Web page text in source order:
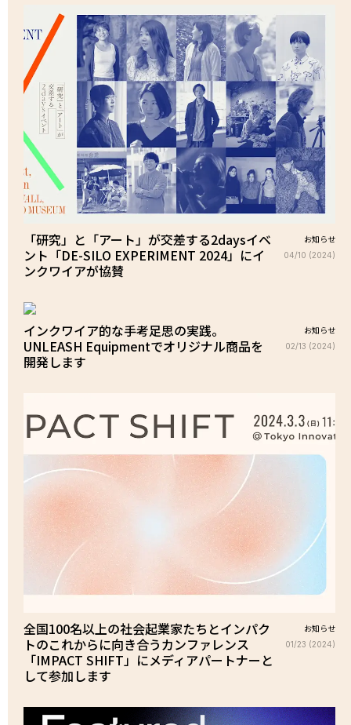
「研究」と「アート」が交差する2daysイベ
ント「DE-SILO EXPERIMENT 2024」にイ
ンクワイアが協賛
お知らせ
04/10 (2024)
インクワイア的な手考足思の実践。
UNLEASH Equipmentでオリジナル商品を
開発します
お知らせ
02/13 (2024)
全国100名以上の社会起業家たちとインパク
トのこれからに向き合うカンファレンス
「IMPACT SHIFT」にメディアパートナーと
して参加します
お知らせ
01/23 (2024)